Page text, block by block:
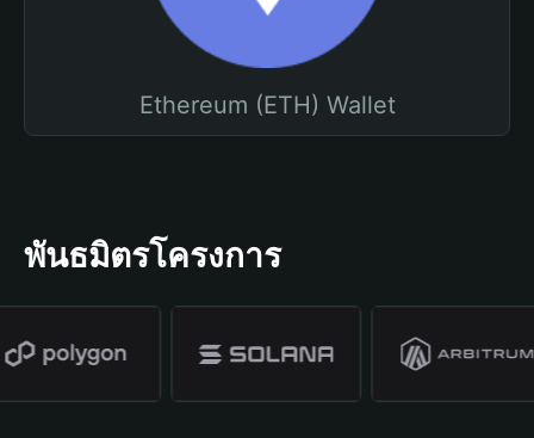
Ethereum (ETH) Wallet
พันธมิตรโครงการ